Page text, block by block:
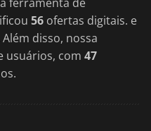
56 ofertas digitais. e
disso, nossa
usuários, com 47